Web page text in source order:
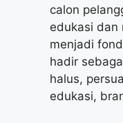
calon
edukasi dan
menjadi
hadir
halus,
edukasi,